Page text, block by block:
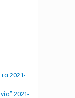
2021-
2021-